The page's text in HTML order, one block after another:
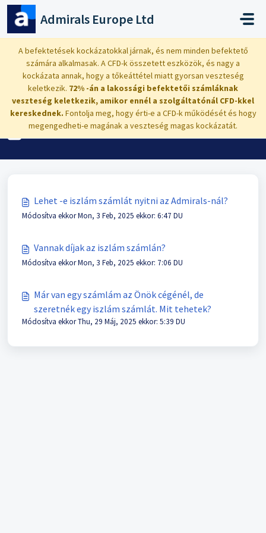
Kihagyás a tartalom megtartásához
Admirals Europe Ltd
A befektetések kockázatokkal járnak, és nem minden befektető
számára alkalmasak. A CFD-k összetett eszközök, és nagy a
kockázata annak, hogy a tőkeáttétel miatt gyorsan veszteség
keletkezik. 72% -án a lakossági befektetői számláknak
veszteség keletkezik, amikor ennél a szolgáltatónál CFD-kkel
kereskednek. Fontolja meg, hogy érti-e a CFD-k működését és hogy
megengedheti-e magának a veszteség magas kockázatát.
Kezdőlap Tudásbázis
Kereskedés: eszközök, számítások, feltételek
Iszlám számlák
Iszlám számlák (3)
Lehet -e iszlám számlát nyitni az Admirals-nál?
Módosítva ekkor Mon, 3 Feb, 2025 ekkor: 6:47 DU
Vannak díjak az iszlám számlán?
Módosítva ekkor Mon, 3 Feb, 2025 ekkor: 7:06 DU
Már van egy számlám az Önök cégénél, de
szeretnék egy iszlám számlát. Mit tehetek?
Módosítva ekkor Thu, 29 Máj, 2025 ekkor: 5:39 DU